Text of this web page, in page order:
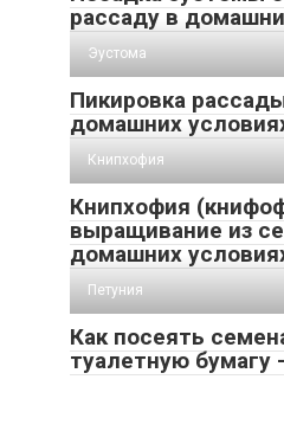
рассаду в
Эустома
Пикировка
домашних
Книпхофия
Книпхофия
выращивание из
домашних
Петуния
Как посеять
туалетную бумагу